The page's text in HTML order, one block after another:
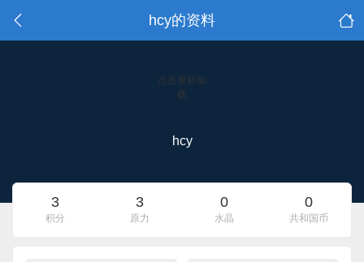
hcy的资料
点击重新加
载
hcy
3
积分
3
原力
0
水晶
0
共和国币